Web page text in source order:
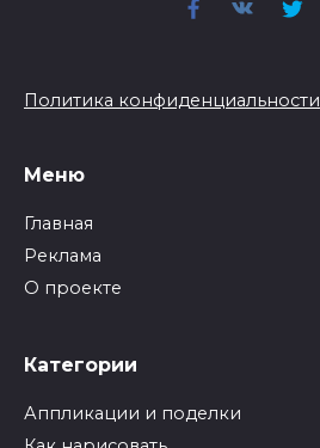
Политика конфиденциальности
Меню
Главная
Реклама
О проекте
Категории
Аппликации и поделки